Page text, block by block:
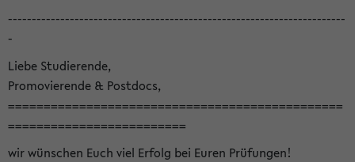
-----------------------------------------------------------------------
-
Liebe Studierende,
Promovierende & Postdocs,
===============================================
=========================
wir wünschen Euch viel Erfolg bei Euren Prüfungen!